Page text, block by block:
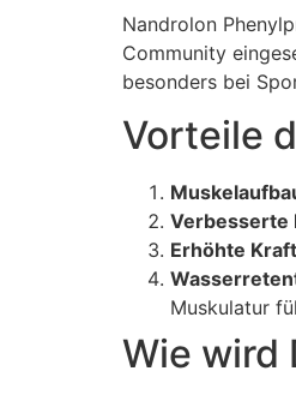
Nandrolon
Community
besonders bei
Vorteile
Verbesserte
Erhöhte
Muskulatur
Wie wird